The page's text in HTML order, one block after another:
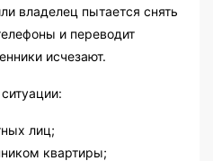
владелец пытается снять
и переводит
исчезают.
лиц;
квартиры;